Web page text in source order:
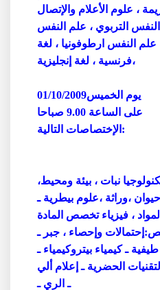
، علوم الأعلام والإتصال
النفس التربوي ، علم النفس
علم النفس ارطوفونيا ، لغة
فرنسية ، لغة إنجليزية،
يوم الخميس01/10/2009
على الساعة 9.00 صباحا
الإختصاصات التالية:
نبات ، بيئة ومحيط،
حيوان ،وراثة ،علوم بيطرية ـ
، فيزياء تخصص المادة
وإحصاء ، جبر ـ
ـ كيمياء بيتروكيمياء ـ
الحضرية ـ إعلام ألي
ـ الري ـ